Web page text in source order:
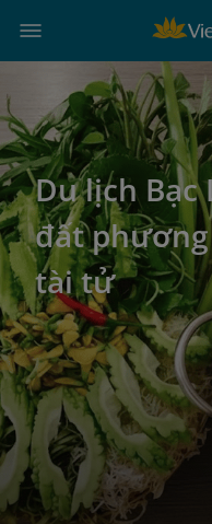
Du lịch Bạc
đất
tài tử